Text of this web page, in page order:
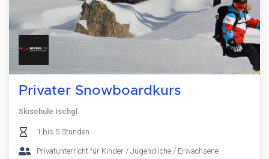
Privater Snowboardkurs
Skischule Ischgl
1 bis 5 Stunden
Privatunterricht für Kinder / Jugendliche / Erwachsene